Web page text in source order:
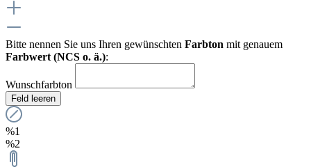
Bitte nennen Sie uns Ihren gewünschten Farbton mit genauem
Farbwert (NCS o. ä.):
Wunschfarbton
Feld leeren
%1
%2